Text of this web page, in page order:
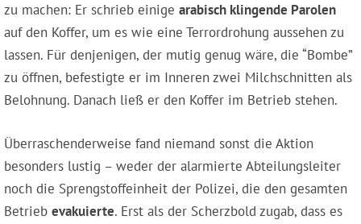
zu machen: Er schrieb einige arabisch klingende Parolen
auf den Koffer, um es wie eine Terrordrohung aussehen zu
lassen. Für denjenigen, der mutig genug wäre, die “Bombe”
zu öffnen, befestigte er im Inneren zwei Milchschnitten als
Belohnung. Danach ließ er den Koffer im Betrieb stehen.
Überraschenderweise fand niemand sonst die Aktion
besonders lustig – weder der alarmierte Abteilungsleiter
noch die Sprengstoffeinheit der Polizei, die den gesamten
Betrieb evakuierte. Erst als der Scherzbold zugab, dass es